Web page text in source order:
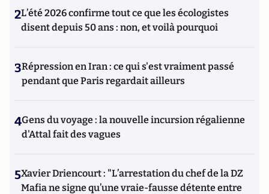
2L’été 2026 confirme tout ce que les écologistes
disent depuis 50 ans : non, et voilà pourquoi
3Répression en Iran : ce qui s'est vraiment passé
pendant que Paris regardait ailleurs
4Gens du voyage : la nouvelle incursion régalienne
d'Attal fait des vagues
5Xavier Driencourt : "L’arrestation du chef de la DZ
Mafia ne signe qu’une vraie-fausse détente entre